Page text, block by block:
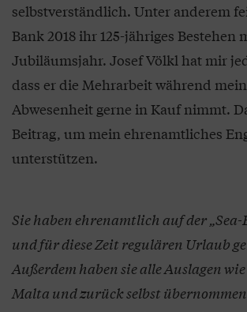
selbstverständlich. Unter anderem
Bank 2018 ihr 125-jähriges Bestehen
Jubiläumsjahr. Josef Völkl hat mir
dass er die Mehrarbeit während
Abwesenheit gerne in Kauf nimmt.
Beitrag, um mein ehrenamtliches
unterstützen.
Sie haben ehrenamtlich auf der „Sea-
und für diese Zeit regulären Urlaub
Außerdem haben sie alle Auslagen
Malta und zurück selbst